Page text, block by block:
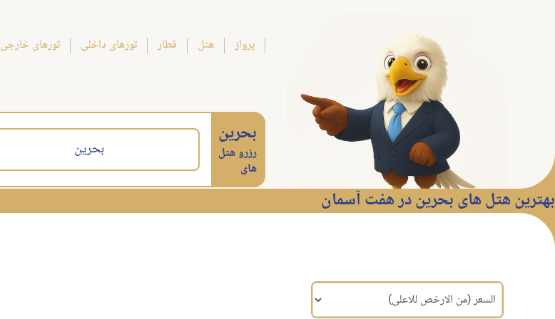
پرواز هتل قطار تورهای داخلی تورهای خارجی
بحرین
رزرو هتل
های
بحرین
بهترین هتل های بحرین در هفت آسمان